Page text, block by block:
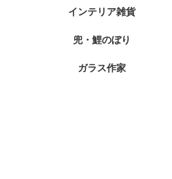
インテリア雑貨
兜・鯉のぼり
ガラス作家